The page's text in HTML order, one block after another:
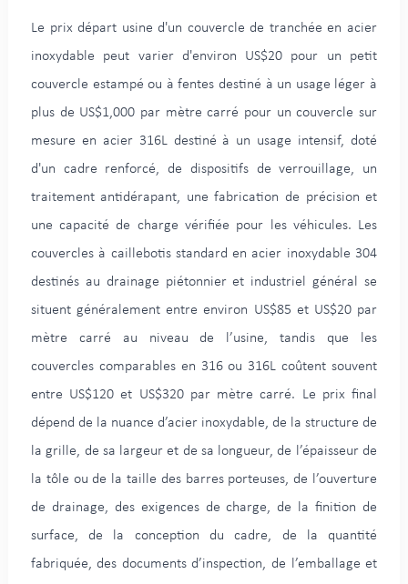
Le prix départ usine d'un couvercle de tranchée en acier
inoxydable peut varier d'environ US$20 pour un petit
couvercle estampé ou à fentes destiné à un usage léger à
plus de US$1,000 par mètre carré pour un couvercle sur
mesure en acier 316L destiné à un usage intensif, doté
d'un cadre renforcé, de dispositifs de verrouillage, un
traitement antidérapant, une fabrication de précision et
une capacité de charge vérifiée pour les véhicules. Les
couvercles à caillebotis standard en acier inoxydable 304
destinés au drainage piétonnier et industriel général se
situent généralement entre environ US$85 et US$20 par
mètre carré au niveau de l’usine, tandis que les
couvercles comparables en 316 ou 316L coûtent souvent
entre US$120 et US$320 par mètre carré. Le prix final
dépend de la nuance d’acier inoxydable, de la structure de
la grille, de sa largeur et de sa longueur, de l’épaisseur de
la tôle ou de la taille des barres porteuses, de l’ouverture
de drainage, des exigences de charge, de la finition de
surface, de la conception du cadre, de la quantité
fabriquée, des documents d’inspection, de l’emballage et